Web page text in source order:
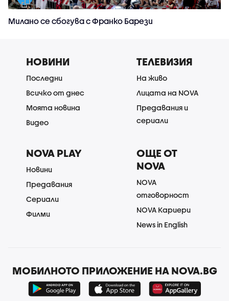
Милано се сбогува с Франко Барези
НОВИНИ
Последни
Всичко от днес
Моята новина
Видео
ТЕЛЕВИЗИЯ
На живо
Лицата на NOVA
Предавания и
сериали
NOVA PLAY
Новини
Предавания
Сериали
Филми
ОЩЕ ОТ
NOVA
NOVA
отговорност
NOVA Кариери
News in English
МОБИЛНОТО ПРИЛОЖЕНИЕ НА NOVA.BG